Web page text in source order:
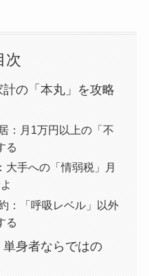
次
の「本丸」を攻略
：月1万円以上の「不
る
手への「情弱税」月
：「呼吸レベル」以外
る
身者ならではの